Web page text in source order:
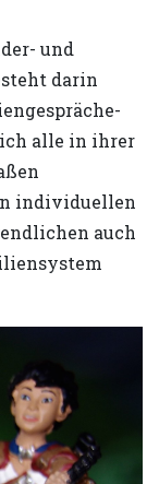
und
darin
alle in ihrer
individuellen
auch